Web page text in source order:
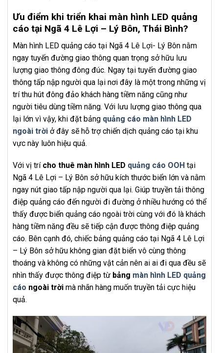
Ưu điểm khi triển khai màn hình LED quảng
cáo tại Ngã 4 Lê Lợi – Lý Bôn, Thái Bình?
Màn hình LED quảng cáo tại Ngã 4 Lê Lợi- Lý Bôn nằm
ngay tuyến đường giao thông quan trọng sở hữu lưu
lượng giao thông đông đúc. Ngay tại tuyến đường giao
thông tấp nập người qua lại nơi đây là một trong những vị
trí thu hút đông đảo khách hàng tiềm năng cũng như
người tiêu dùng tiềm năng. Với lưu lượng giao thông qua
lại lớn vì vậy, khi đặt bảng quảng cáo màn hình LED
ngoài trời ở đây sẽ hỗ trợ chiến dịch quảng cáo tại khu
vực này luôn hiệu quả.
Với vị trícho thuê màn hình LED quảng cáo OOH tại
Ngã 4 Lê Lợi – Lý Bôn sở hữu kích thước biển lớn và nằm
ngay nút giao tấp nập người qua lại. Giúp truyền tải thông
điệp quảng cáo đến người đi đường ở nhiều hướng có thể
thấy được biển quảng cáo ngoài trời cùng với đó là khách
hàng tiềm năng đều sẽ tiếp cận được thông điệp quảng
cáo. Bên cạnh đó, chiếc bảng quảng cáo tại Ngã 4 Lê Lợi
– Lý Bôn sở hữu không gian đặt biển vô cùng thông
thoáng và không có những vật cản nên ai ai đi qua đều sẽ
nhìn thấy được thông điệp từ bảng màn hình LED quảng
cáo ngoài trời mà nhãn hàng muốn truyền tải cực hiệu
quả.